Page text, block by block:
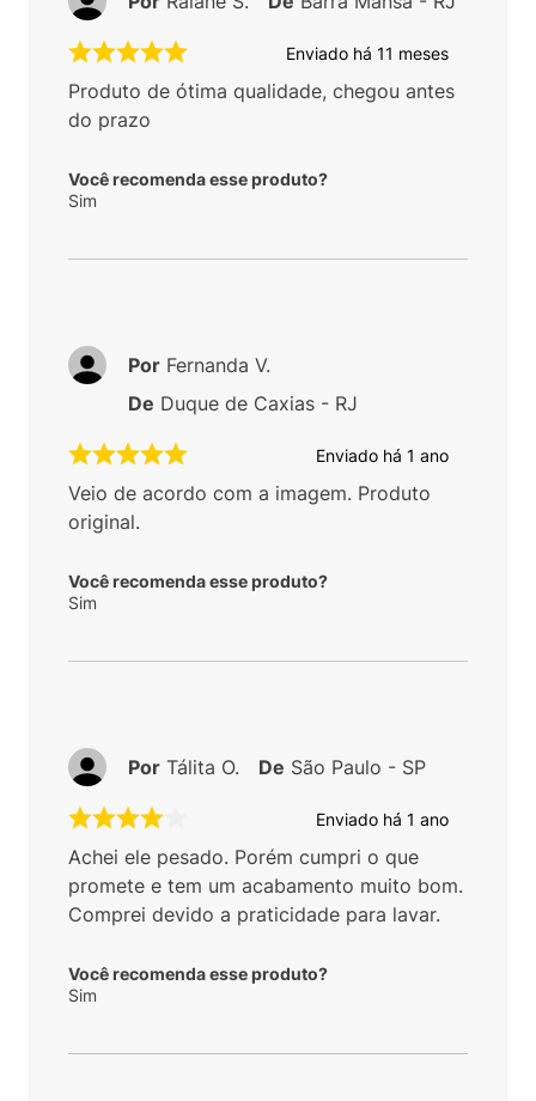
Enviado há 11 meses
Produto de ótima qualidade, chegou antes
do prazo
Você recomenda esse produto?
Sim
Enviado há 1 ano
Veio de acordo com a imagem. Produto
original.
Você recomenda esse produto?
Sim
Por Fernanda V.
De Duque de Caxias - RJ
Enviado há 1 ano
Achei ele pesado. Porém cumpri o que
promete e tem um acabamento muito bom.
Comprei devido a praticidade para lavar.
Você recomenda esse produto?
Sim
Por Tálita O. De São Paulo - SP